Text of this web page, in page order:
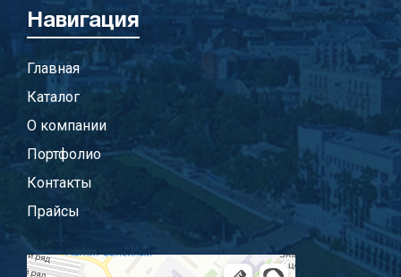
Навигация
Главная
Каталог
О компании
Портфолио
Контакты
Прайсы